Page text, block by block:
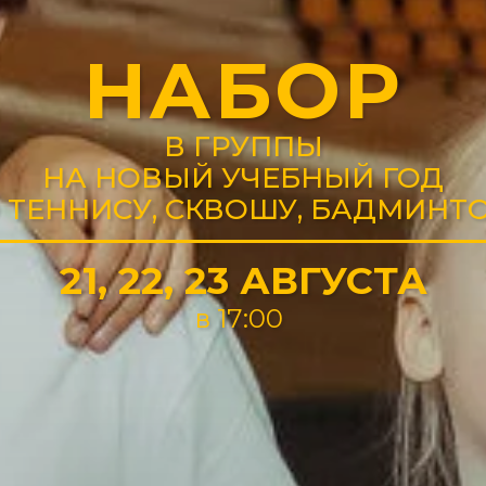
В ГРУППЫ
НА НОВЫЙ УЧЕБНЫЙ ГОД
СКВОШУ,
НАБОР
21, 22, 23 АВГУСТА
в 17:00